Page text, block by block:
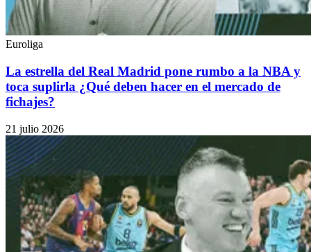
Euroliga
La estrella del Real Madrid pone rumbo a la NBA y
toca suplirla ¿Qué deben hacer en el mercado de
fichajes?
21 julio 2026